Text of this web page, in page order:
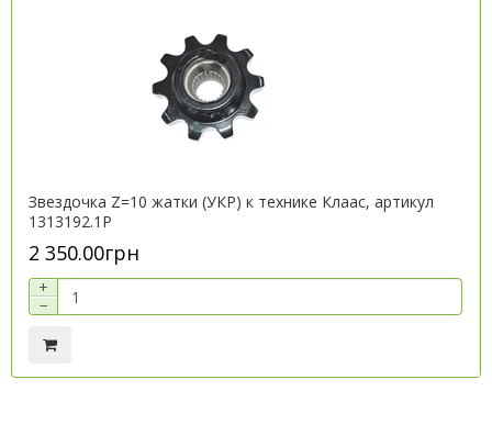
Звездочка Z=10 жатки (УКР) к технике Клаас, артикул
1313192.1P
2 350.00грн
+
−